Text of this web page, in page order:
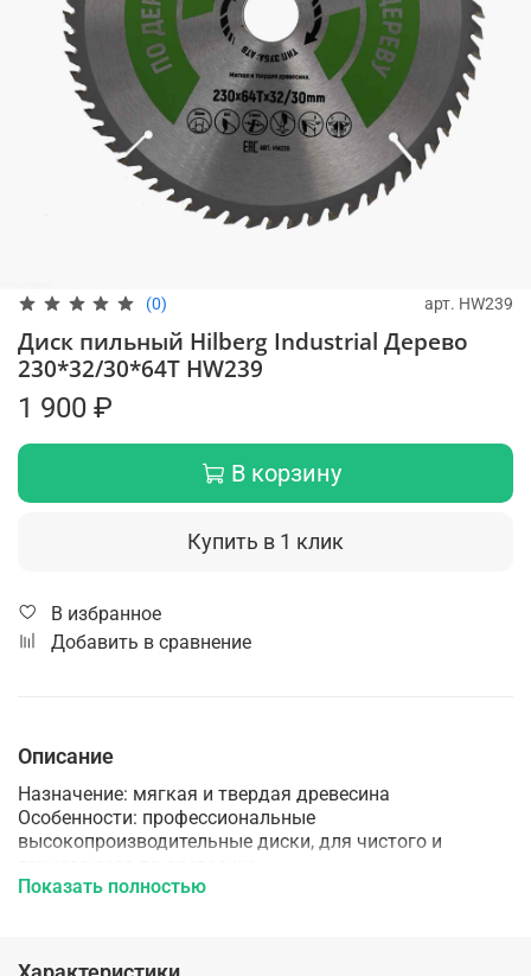
(0) арт. HW239
Диск пильный Hilberg Industrial Дерево
230*32/30*64Т HW239
1 900 ₽
В корзину
Купить в 1 клик
В избранное
Добавить в сравнение
Описание
Назначение: мягкая и твердая древесина
Особенности: профессиональные
высокопроизводительные диски, для чистого и
Показать полностью